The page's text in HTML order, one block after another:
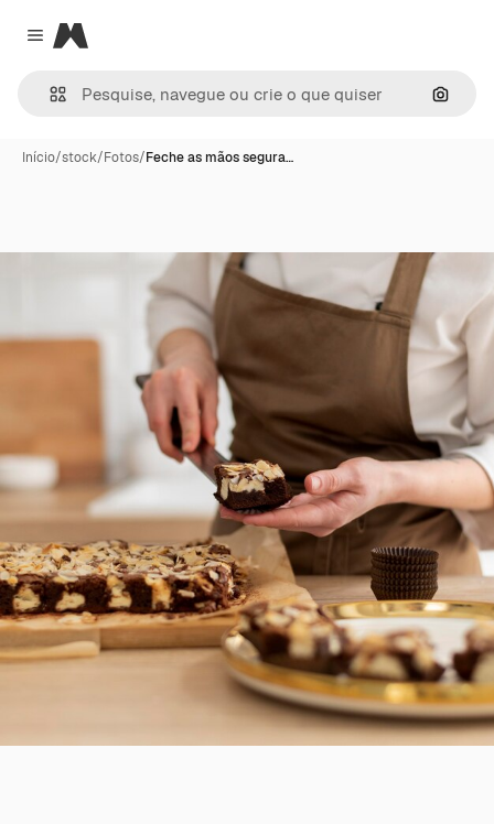
Close menu
Magnific
Início/stock/Fotos/Feche as mãos segura…